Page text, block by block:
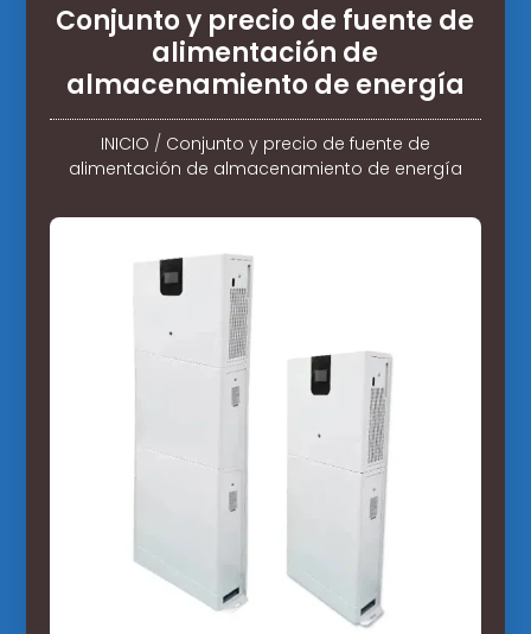
Conjunto y precio de fuente de
alimentación de
almacenamiento de energía
INICIO / Conjunto y precio de fuente de
alimentación de almacenamiento de energía